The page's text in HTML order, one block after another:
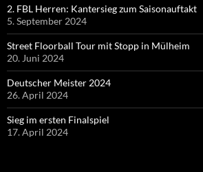
2. FBL Herren: Kantersieg zum Saisonauftakt
5. September 2024
Street Floorball Tour mit Stopp in Mülheim
20. Juni 2024
Deutscher Meister 2024
26. April 2024
Sieg im ersten Finalspiel
17. April 2024